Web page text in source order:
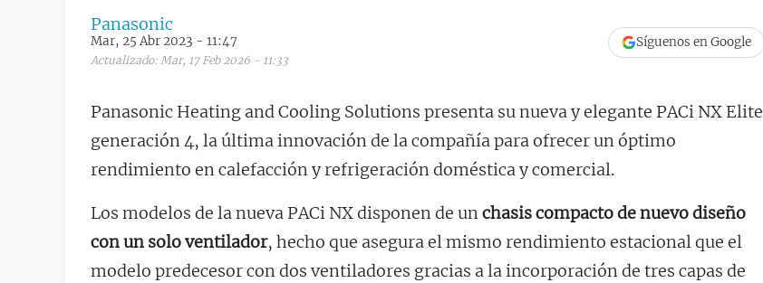
Panasonic
Mar, 25 Abr 2023 - 11:47
Actualizado: Mar, 17 Feb 2026 - 11:33
Síguenos en Google
Panasonic Heating and Cooling Solutions presenta su nueva y elegante PACi NX Elite
generación 4, la última innovación de la compañía para ofrecer un óptimo
rendimiento en calefacción y refrigeración doméstica y comercial.
Los modelos de la nueva PACi NX disponen de unchasis compacto de nuevo diseño
con un solo ventilador, hecho que asegura el mismo rendimiento estacional que el
modelo predecesor con dos ventiladores gracias a la incorporación de tres capas de